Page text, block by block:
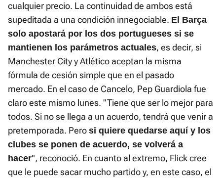
cualquier precio. La continuidad de ambos está
supeditada a una condición innegociable. El Barça
solo apostará por los dos portugueses si se
mantienen los parámetros actuales, es decir, si
Manchester City y Atlético aceptan la misma
fórmula de cesión simple que en el pasado
mercado. En el caso de Cancelo, Pep Guardiola fue
claro este mismo lunes. "Tiene que ser lo mejor para
todos. Si no se llega a un acuerdo, tendrá que venir a
pretemporada. Pero si quiere quedarse aquí y los
clubes se ponen de acuerdo, se volverá a
hacer", reconoció. En cuanto al extremo, Flick cree
que le puede sacar mucho partido y, en este caso, el